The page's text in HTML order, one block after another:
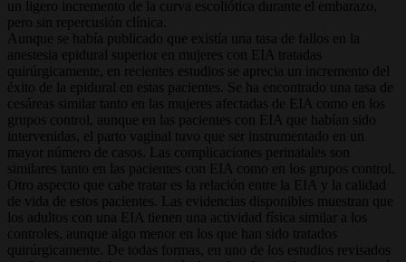
un ligero incremento de la curva escoliótica durante el embarazo,
pero sin repercusión clínica.
Aunque se había publicado que existía una tasa de fallos en la
anestesia epidural superior en mujeres con EIA tratadas
quirúrgicamente, en recientes estudios se aprecia un incremento del
éxito de la epidural en estas pacientes. Se ha encontrado una tasa de
cesáreas similar tanto en las mujeres afectadas de EIA como en los
grupos control, aunque en las pacientes con EIA que habían sido
intervenidas, el parto vaginal tuvo que ser instrumentado en un
mayor número de casos. Las complicaciones perinatales son
similares tanto en las pacientes con EIA como en los grupos control.
Otro aspecto que cabe tratar es la relación entre la EIA y la calidad
de vida de estos pacientes. Las evidencias disponibles muestran que
los adultos con una EIA tienen una actividad física similar a los
controles, aunque algo menor en los que han sido tratados
quirúrgicamente. De todas formas, en uno de los estudios revisados